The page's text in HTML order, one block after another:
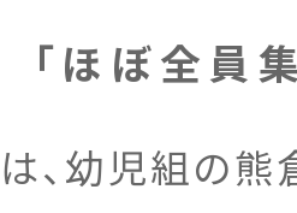
「ほぼ全員
、幼児組の熊